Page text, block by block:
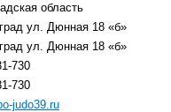
область
ул. Дюнная 18 «б»
ул. Дюнная 18 «б»
730
730
judo39.ru